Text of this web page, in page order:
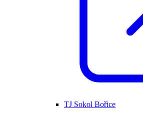
TJ Sokol Bořice